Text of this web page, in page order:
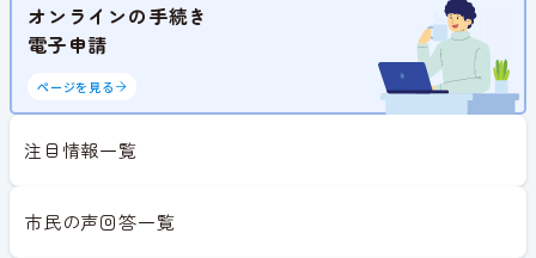
オンラインの手続き
電子申請
ページを見る
注目情報一覧
市民の声回答一覧